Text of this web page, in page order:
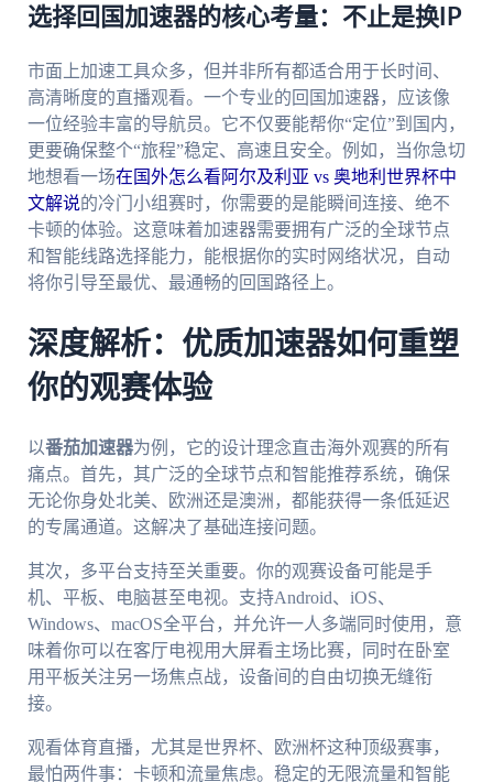
选择回国加速器的核心考量：不止是换IP
市面上加速工具众多，但并非所有都适合用于长时间、
高清晰度的直播观看。一个专业的回国加速器，应该像
一位经验丰富的导航员。它不仅要能帮你“定位”到国内，
更要确保整个“旅程”稳定、高速且安全。例如，当你急切
地想看一场在国外怎么看阿尔及利亚 vs 奥地利世界杯中
文解说的冷门小组赛时，你需要的是能瞬间连接、绝不
卡顿的体验。这意味着加速器需要拥有广泛的全球节点
和智能线路选择能力，能根据你的实时网络状况，自动
将你引导至最优、最通畅的回国路径上。
深度解析：优质加速器如何重塑
你的观赛体验
以番茄加速器为例，它的设计理念直击海外观赛的所有
痛点。首先，其广泛的全球节点和智能推荐系统，确保
无论你身处北美、欧洲还是澳洲，都能获得一条低延迟
的专属通道。这解决了基础连接问题。
其次，多平台支持至关重要。你的观赛设备可能是手
机、平板、电脑甚至电视。支持Android、iOS、
Windows、macOS全平台，并允许一人多端同时使用，意
味着你可以在客厅电视用大屏看主场比赛，同时在卧室
用平板关注另一场焦点战，设备间的自由切换无缝衔
接。
观看体育直播，尤其是世界杯、欧洲杯这种顶级赛事，
最怕两件事：卡顿和流量焦虑。稳定的无限流量和智能